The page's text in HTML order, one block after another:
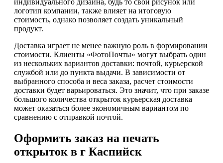
индивидуального дизайна, будь то свой рисунок или
логотип компании, также влияет на итоговую
стоимость, однако позволяет создать уникальный
продукт.
Доставка играет не менее важную роль в формировании
стоимости. Клиенты «ФотоПочты» могут выбрать один
из нескольких вариантов доставки: почтой, курьерской
службой или до пункта выдачи. В зависимости от
выбранного способа и веса заказа, расчет стоимости
доставки будет варьироваться. Это значит, что при заказе
большого количества открыток курьерская доставка
может оказаться более экономичным вариантом по
сравнению с отправкой почтой.
Оформить заказ на печать
открыток в г Каспийск